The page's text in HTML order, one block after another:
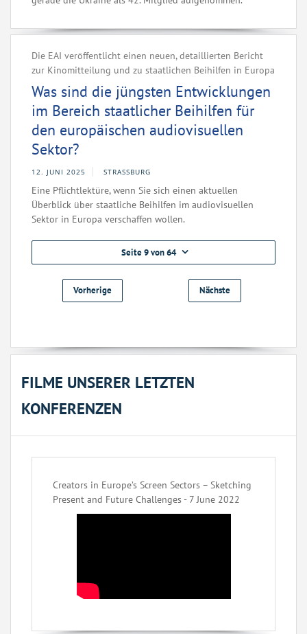
Die EAI veröffentlicht einen neuen, detaillierten Bericht
zur Kinomitteilung und zu staatlichen Beihilfen in Europa
Was sind die jüngsten Entwicklungen
im Bereich staatlicher Beihilfen für
den europäischen audiovisuellen
Sektor?
12. JUNI 2025 STRASSBURG
Eine Pflichtlektüre, wenn Sie sich einen aktuellen
Überblick über staatliche Beihilfen im audiovisuellen
Sektor in Europa verschaffen wollen.
Seite 9 von 64
Vorherige Nächste
FILME UNSERER LETZTEN
KONFERENZEN
Creators in Europe’s Screen Sectors – Sketching
Present and Future Challenges - 7 June 2022